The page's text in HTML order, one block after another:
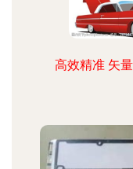
高效精准 矢